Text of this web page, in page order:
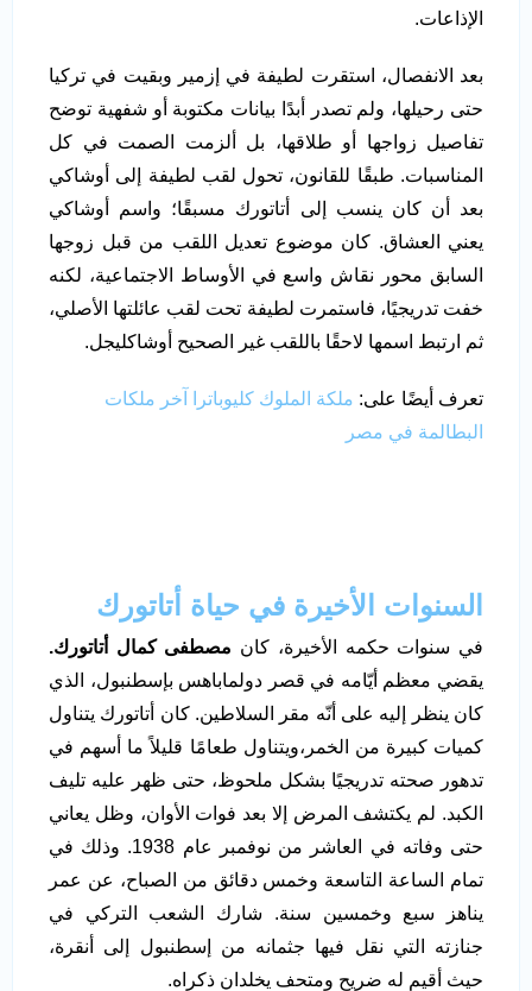
الإذاعات.
بعد الانفصال، استقرت لطيفة في إزمير وبقيت في تركيا
حتى رحيلها، ولم تصدر أبدًا بيانات مكتوبة أو شفهية توضح
تفاصيل زواجها أو طلاقها، بل ألزمت الصمت في كل
المناسبات. طبقًا للقانون، تحول لقب لطيفة إلى أوشاكي
بعد أن كان ينسب إلى أتاتورك مسبقًا؛ واسم أوشاكي
يعني العشاق. كان موضوع تعديل اللقب من قبل زوجها
السابق محور نقاش واسع في الأوساط الاجتماعية، لكنه
خفت تدريجيًا، فاستمرت لطيفة تحت لقب عائلتها الأصلي،
ثم ارتبط اسمها لاحقًا باللقب غير الصحيح أوشاكليجل.
تعرف أيضًا على: ملكة الملوك كليوباترا آخر ملكات
البطالمة في مصر
السنوات الأخيرة في حياة أتاتورك
في سنوات حكمه الأخيرة، كان مصطفى كمال أتاتورك.
يقضي معظم أيّامه في قصر دولماباهس بإسطنبول، الذي
كان ينظر إليه على أنّه مقر السلاطين. كان أتاتورك يتناول
كميات كبيرة من الخمر،ويتناول طعامًا قليلاً ما أسهم في
تدهور صحته تدريجيًا بشكل ملحوظ، حتى ظهر عليه تليف
الكبد. لم يكتشف المرض إلا بعد فوات الأوان، وظل يعاني
حتى وفاته في العاشر من نوفمبر عام 1938. وذلك في
تمام الساعة التاسعة وخمس دقائق من الصباح، عن عمر
يناهز سبع وخمسين سنة. شارك الشعب التركي في
جنازته التي نقل فيها جثمانه من إسطنبول إلى أنقرة،
حيث أقيم له ضريح ومتحف يخلدان ذكراه.